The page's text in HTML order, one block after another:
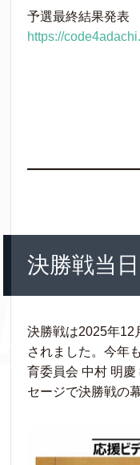
予選最終結果発表
https://
決勝戦当
決勝戦は2025年12
されました。今年
育委員会 中村 明
セージで決勝戦の